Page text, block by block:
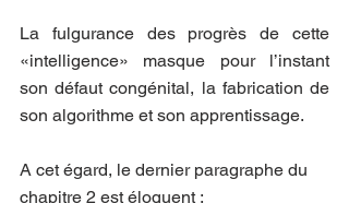
La fulgurance des progrès de cette
«intelligence» masque pour l’instant
son défaut congénital, la fabrication de
son algorithme et son apprentissage.
A cet égard, le dernier paragraphe du
chapitre 2 est éloquent :